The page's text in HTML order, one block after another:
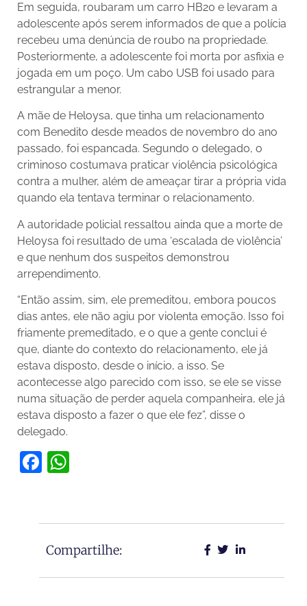
Em seguida, roubaram um carro HB20 e levaram a
adolescente após serem informados de que a polícia
recebeu uma denúncia de roubo na propriedade.
Posteriormente, a adolescente foi morta por asfixia e
jogada em um poço. Um cabo USB foi usado para
estrangular a menor.
A mãe de Heloysa, que tinha um relacionamento
com Benedito desde meados de novembro do ano
passado, foi espancada. Segundo o delegado, o
criminoso costumava praticar violência psicológica
contra a mulher, além de ameaçar tirar a própria vida
quando ela tentava terminar o relacionamento.
A autoridade policial ressaltou ainda que a morte de
Heloysa foi resultado de uma ‘escalada de violência’
e que nenhum dos suspeitos demonstrou
arrependimento.
“Então assim, sim, ele premeditou, embora poucos
dias antes, ele não agiu por violenta emoção. Isso foi
friamente premeditado, e o que a gente conclui é
que, diante do contexto do relacionamento, ele já
estava disposto, desde o início, a isso. Se
acontecesse algo parecido com isso, se ele se visse
numa situação de perder aquela companheira, ele já
estava disposto a fazer o que ele fez”, disse o
delegado.
Facebook
Compartilhe: